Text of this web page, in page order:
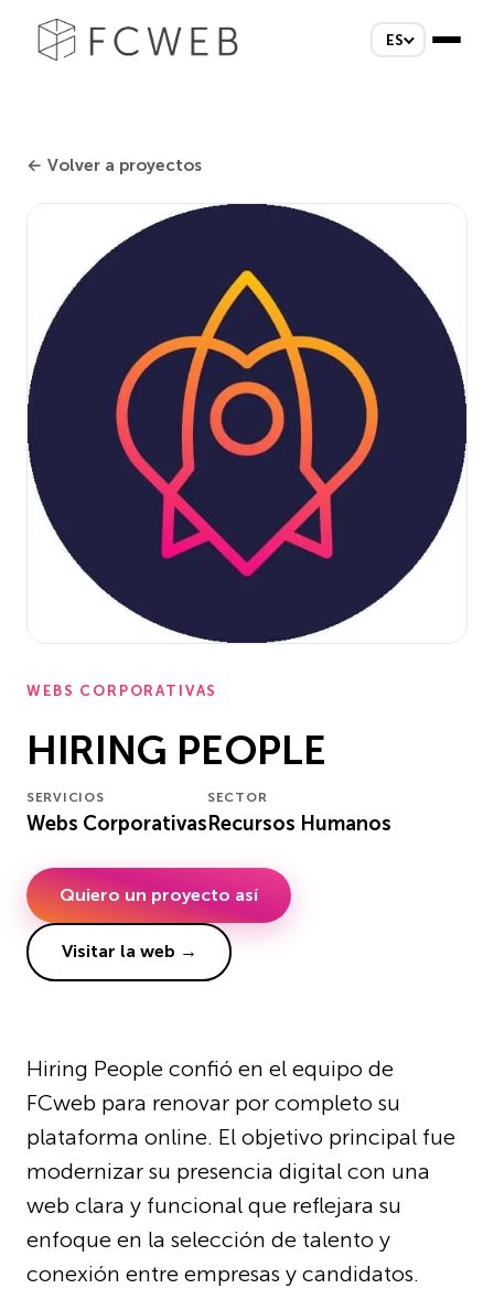
ES
← Volver a proyectos
WEBS CORPORATIVAS
HIRING PEOPLE
SERVICIOS
Webs Corporativas
SECTOR
Recursos Humanos
Quiero un proyecto así
Visitar la web →
Hiring People confió en el equipo de
FCweb para renovar por completo su
plataforma online. El objetivo principal fue
modernizar su presencia digital con una
web clara y funcional que reflejara su
enfoque en la selección de talento y
conexión entre empresas y candidatos.